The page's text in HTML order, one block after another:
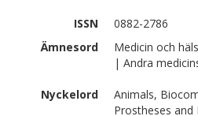
ISSN
0882-2786
Ämnesord
Medicin och
| Andra
Nyckelord
Animals,
Prostheses and